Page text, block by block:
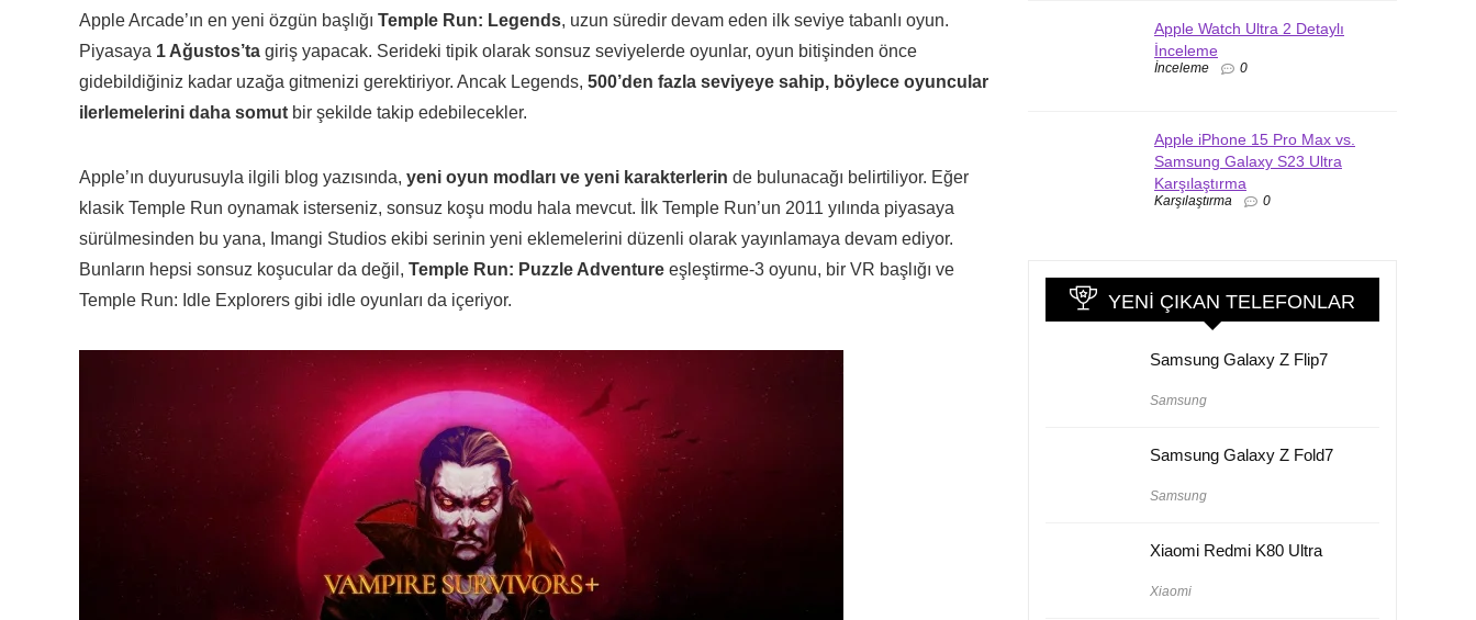
Apple Arcade’ın en yeni özgün başlığı Temple Run: Legends, uzun süredir devam eden ilk seviye tabanlı oyun.
Piyasaya 1 Ağustos’ta giriş yapacak. Serideki tipik olarak sonsuz seviyelerde oyunlar, oyun bitişinden önce
gidebildiğiniz kadar uzağa gitmenizi gerektiriyor. Ancak Legends, 500’den fazla seviyeye sahip, böylece oyuncular
ilerlemelerini daha somut bir şekilde takip edebilecekler.
Apple’ın duyurusuyla ilgili blog yazısında, yeni oyun modları ve yeni karakterlerin de bulunacağı belirtiliyor. Eğer
klasik Temple Run oynamak isterseniz, sonsuz koşu modu hala mevcut. İlk Temple Run’un 2011 yılında piyasaya
sürülmesinden bu yana, Imangi Studios ekibi serinin yeni eklemelerini düzenli olarak yayınlamaya devam ediyor.
Bunların hepsi sonsuz koşucular da değil, Temple Run: Puzzle Adventure eşleştirme-3 oyunu, bir VR başlığı ve
Temple Run: Idle Explorers gibi idle oyunları da içeriyor.
Apple Watch Ultra 2 Detaylı
İnceleme
İnceleme 0
Apple iPhone 15 Pro Max vs.
Samsung Galaxy S23 Ultra
Karşılaştırma
Karşılaştırma 0
YENI ÇIKAN TELEFONLAR
Samsung Galaxy Z Flip7
Samsung
Samsung Galaxy Z Fold7
Samsung
Xiaomi Redmi K80 Ultra
Xiaomi